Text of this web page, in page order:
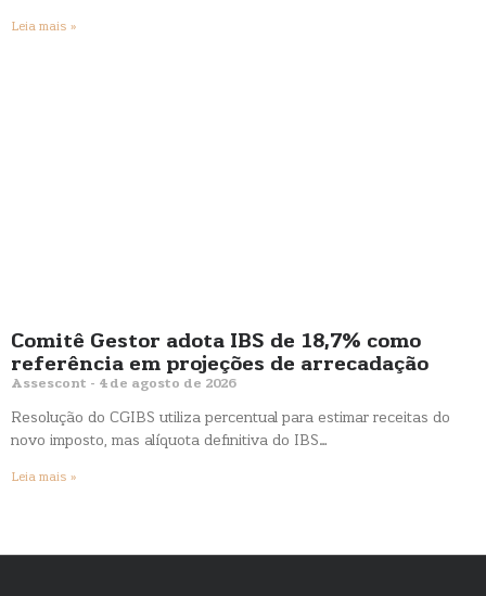
Leia mais »
Comitê Gestor adota IBS de 18,7% como
referência em projeções de arrecadação
Assescont 4 de agosto de 2026
Resolução do CGIBS utiliza percentual para estimar receitas do
novo imposto, mas alíquota definitiva do IBS…
Leia mais »